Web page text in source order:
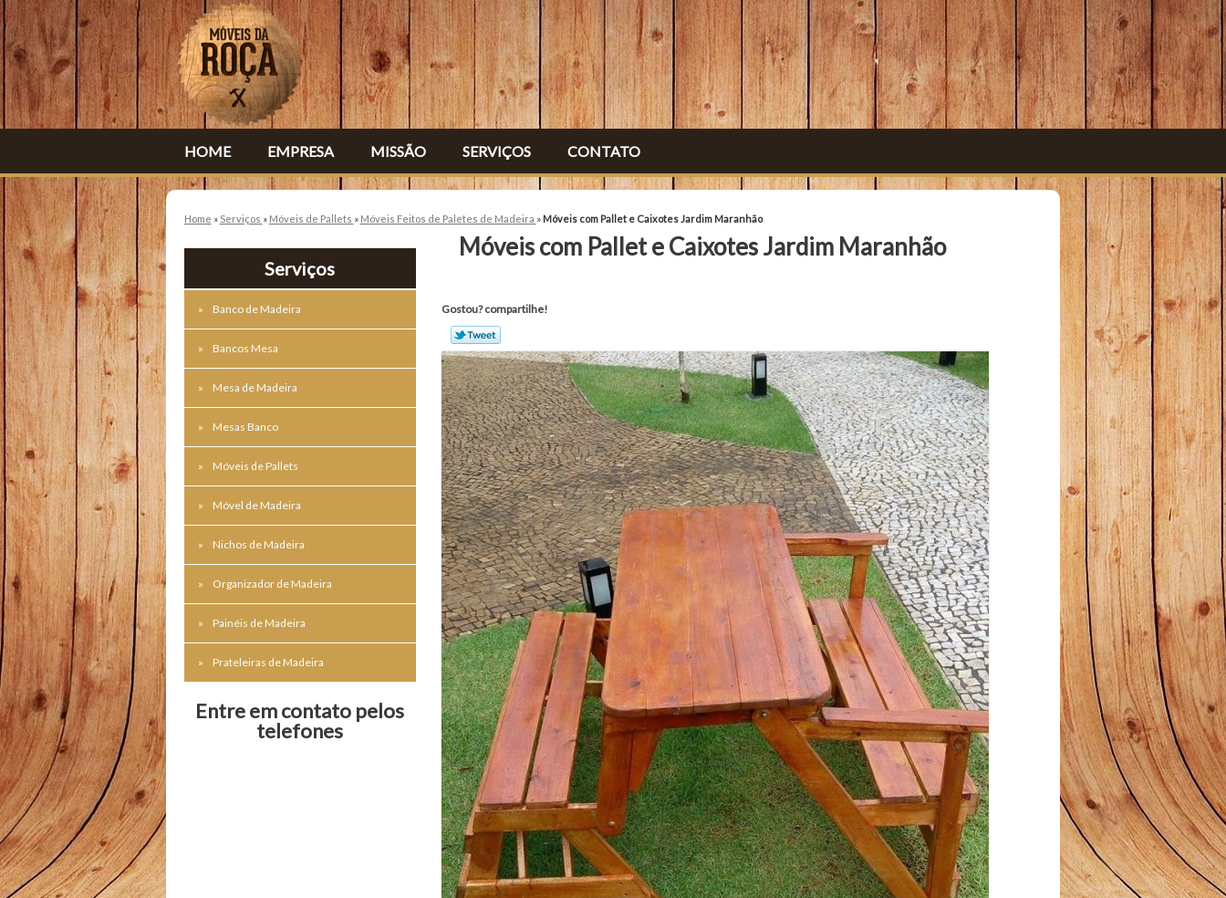
HOME EMPRESA MISSÃO SERVIÇOS CONTATO
Home » Serviços » Móveis de Pallets » Móveis Feitos de Paletes de Madeira » Móveis com Pallet e Caixotes Jardim Maranhão
Serviços
Banco de Madeira
Bancos Mesa
Mesa de Madeira
Mesas Banco
Móveis de Pallets
Móvel de Madeira
Nichos de Madeira
Organizador de Madeira
Painéis de Madeira
Prateleiras de Madeira
Entre em contato pelos
telefones
Móveis com Pallet e Caixotes Jardim Maranhão
Gostou? compartilhe!